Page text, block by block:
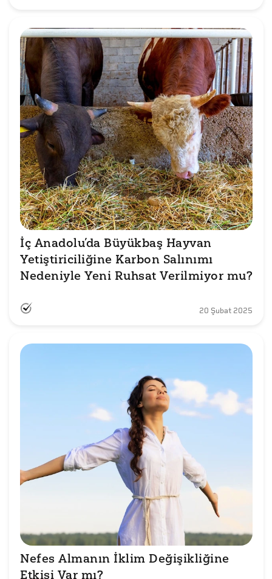
İç Anadolu’da Büyükbaş Hayvan
Yetiştiriciliğine Karbon Salınımı
Nedeniyle Yeni Ruhsat Verilmiyor mu?
20 Şubat 2025
Nefes Almanın İklim Değişikliğine
Etkisi Var mı?